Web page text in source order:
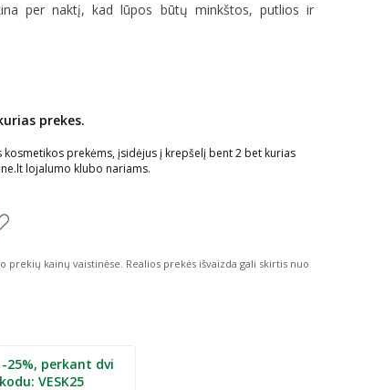
per naktį, kad lūpos būtų minkštos, putlios ir
:
prekes.
prekėms, įsidėjus į krepšelį bent 2 bet kurias
lojalumo klubo nariams.
prekių kainų vaistinėse. Realios prekės išvaizda gali skirtis nuo
perkant dvi
VESK25